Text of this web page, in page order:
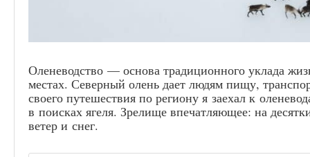
Оленеводство — основа традиционного уклада
местах. Северный олень дает людям пищу,
своего путешествия по региону я заехал к
в поисках ягеля. Зрелище впечатляющее: на
ветер и снег.